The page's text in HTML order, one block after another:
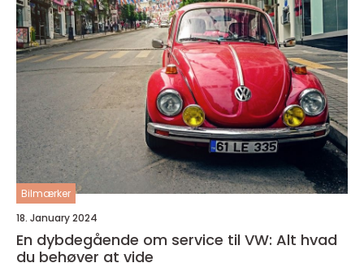
Bilmærker
18. January 2024
En dybdegående om service til VW: Alt hvad
du behøver at vide